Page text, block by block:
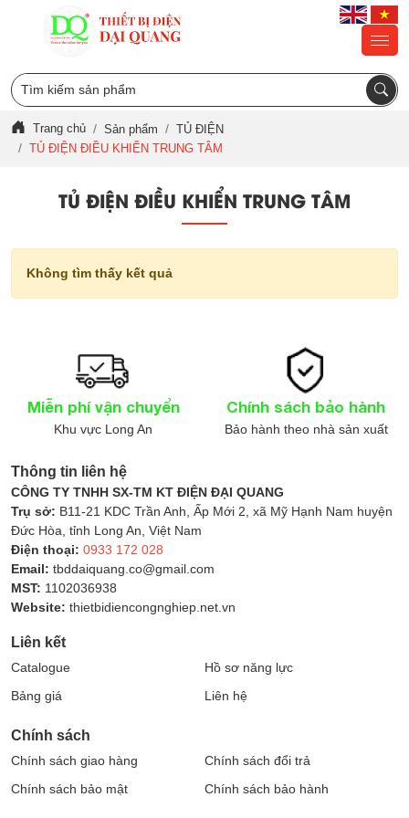
Trang chủ Sản phẩm
TỦ ĐIỆN
TỦ ĐIỆN ĐIỀU KHIỂN TRUNG TÂM
TỦ ĐIỆN ĐIỀU KHIỂN TRUNG TÂM
Không tìm thấy kết quả
Miễn phí vận chuyển
Khu vực Long An
Chính sách bảo hành
Bảo hành theo nhà sản xuất
Thông tin liên hệ
CÔNG TY TNHH SX-TM KT ĐIỆN ĐẠI QUANG
Trụ sở: B11-21 KDC Trần Anh, Ấp Mới 2, xã Mỹ Hạnh Nam huyện
Đức Hòa, tỉnh Long An, Việt Nam
Điện thoại: 0933 172 028
Email: tbddaiquang.co@gmail.com
MST: 1102036938
Website: thietbidiencongnghiep.net.vn
Liên kết
Catalogue
Hồ sơ năng lực
Bảng giá
Liên hệ
Chính sách
Chính sách giao hàng
Chính sách đổi trả
Chính sách bảo mật
Chính sách bảo hành